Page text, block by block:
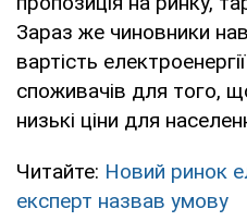
Зараз же чиновники
вартість
споживачів для того,
низькі ціни для
Читайте: Новий ринок
експерт назвав умову